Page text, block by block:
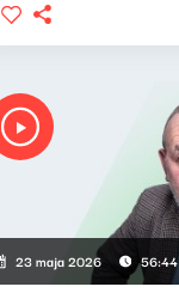
23 maja 2026 56:44